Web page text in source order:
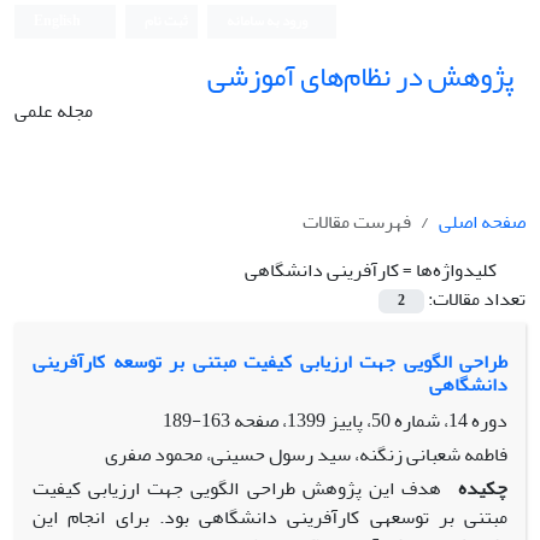
پژوهش در نظام‌های آموزشی
مجله علمی
صفحه اصلی
فهرست مقالات
کلیدواژه‌ها =کارآفرینی دانشگاهی
تعداد مقالات:
2
طراحی الگویی جهت ارزیابی کیفیت مبتنی بر توسعه کارآفرینی
دانشگاهی
دوره 14، شماره 50، پاییز 1399، صفحه
163-189
فاطمه شعبانی زنگنه، سید رسول حسینی، محمود صفری
چکیده هدف این پژوهش طراحی الگویی جهت ارزیابی کیفیت
مبتنی بر توسعه‏ی کارآفرینی دانشگاهی بود. برای انجام این